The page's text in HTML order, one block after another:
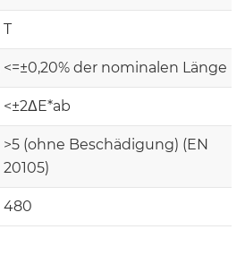
T
<=±0,20% der nominalen Länge
<±2ΔE*ab
>5 (ohne Beschädigung) (EN
20105)
480